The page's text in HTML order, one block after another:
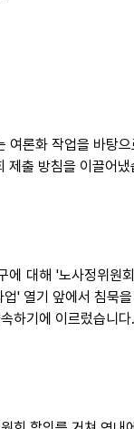
여론화 작업을 바탕
제출 방침을 이끌어냈
대해 '노사정위원
' 열기 앞에서 침묵
하기에 이르렀습니다.